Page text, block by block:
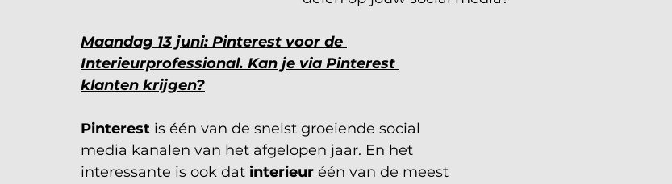
Maandag 13 juni: Pinterest voor de
Interieurprofessional. Kan je via Pinterest
klanten krijgen?
Pinterest is één van de snelst groeiende social
media kanalen van het afgelopen jaar. En het
interessante is ook dat interieur één van de meest